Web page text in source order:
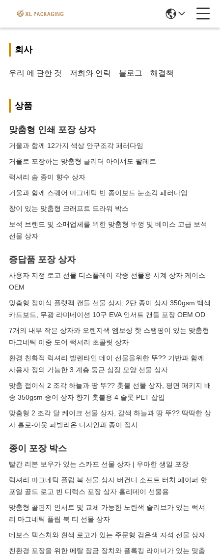
회사
우리 에 관한 것 저희와 연락 블로그 해결책
상품
맞춤형 인쇄 포장 상자
거울과 함께 12가지 색상 안구조각 패러다임
거울로 포장하는 맞춤형 글리터 아이섀도 팔레트
럭셔리 솜 종이 향수 상자
거울과 함께 스퀘어 마그네틱 빈 종이보드 눈조각 패러다임
창이 있는 맞춤형 크래프트 드라워 박스
보석 브랜드 및 소매업체를 위한 맞춤형 뚜껑 및 베이스 고급 보석
선물 상자
증답품 포장 상자
사용자 지정 로고 선물 디스플레이 각종 선물용 시계 상자 케이스
OEM
맞춤형 접이식 플랫팩 캔들 선물 상자, 2단 종이 상자 350gsm 백색
카드보드, 무광 라미네이션 10구 EVA 인서트 캔들 포장 OEM OD
7개의 내부 작은 상자와 오렌지색 엠보싱 핫 스탬핑이 있는 맞춤형
마그네틱 이중 도어 럭셔리 초콜릿 상자
환경 친화적 럭셔리 발렌타인 데이 선물을위한 뚜?? 기반과 함께
사용자 정의 가능한 3 계층 둥근 심장 모양 선물 상자
맞춤 접이식 2 조각 하늘과 땅 뚜?? 촛불 선물 상자, 평면 패키지 배
송 350gsm 종이 상자 향기 촛불용 4 슬롯 PET 삽입
맞춤형 2 조각 달 케이크 선물 상자, 갈색 하늘과 땅 뚜?? 딱딱한 상
자 홀로-아웃 파빌리온 디자인과 종이 접시
종이 포장 박스
빨간 리본 보우가 있는 스카프 선물 상자 | 우아한 생일 포장
럭셔리 마그네틱 플립 북 선물 상자 버건디 소프트 터치 페이퍼 핫
포일 골드 로고 빈 디럭스 포장 상자 홀리데이 선물용
맞춤형 골판지 인서트 및 교체 가능한 노란색 슬리브가 있는 럭셔
리 마그네틱 플립 북 티 선물 상자
데보스 텍스처와 흰색 로고가 있는 주문형 검은색 자석 선물 상자
친환경 포장을 위한 메탈 잠금 장치와 플록킹 라이너가 있는 맞춤